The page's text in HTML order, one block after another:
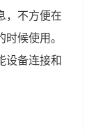
，不方便在
候使用。
设备连接和